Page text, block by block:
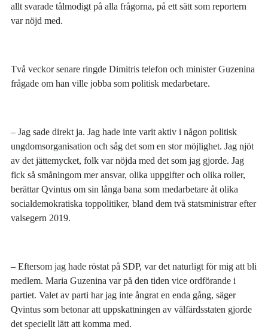
allt svarade tålmodigt på alla frågorna, på ett sätt som reportern
var nöjd med.
Två veckor senare ringde Dimitris telefon och minister Guzenina
frågade om han ville jobba som politisk medarbetare.
– Jag sade direkt ja. Jag hade inte varit aktiv i någon politisk
ungdomsorganisation och såg det som en stor möjlighet. Jag njöt
av det jättemycket, folk var nöjda med det som jag gjorde. Jag
fick så småningom mer ansvar, olika uppgifter och olika roller,
berättar Qvintus om sin långa bana som medarbetare åt olika
socialdemokratiska toppolitiker, bland dem två statsministrar efter
valsegern 2019.
– Eftersom jag hade röstat på SDP, var det naturligt för mig att bli
medlem. Maria Guzenina var på den tiden vice ordförande i
partiet. Valet av parti har jag inte ångrat en enda gång, säger
Qvintus som betonar att uppskattningen av välfärdsstaten gjorde
det speciellt lätt att komma med.